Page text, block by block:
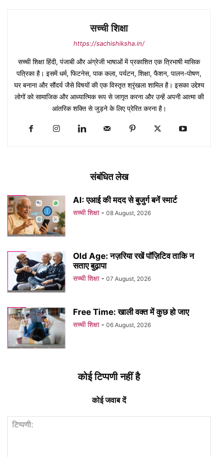
सच्ची शिक्षा
https://sachishiksha.in/
सच्ची शिक्षा हिंदी, पंजाबी और अंग्रेजी भाषाओं में प्रकाशित एक त्रिभाषी मासिक
पत्रिका है। इसमें धर्म, फिटनेस, पाक कला, पर्यटन, शिक्षा, फैशन, पालन-पोषण,
घर बनाना और सौंदर्य जैसे विषयों की एक विस्तृत श्रृंखला शामिल है। इसका उद्देश्य
लोगों को सामाजिक और आध्यात्मिक रूप से जागृत करना और उन्हें अपनी आत्मा की
आंतरिक शक्ति से जुड़ने के लिए प्रेरित करना है।
संबंधित लेख
AI: एआई की मदद से बुजुर्ग बनें स्मार्ट
सच्ची शिक्षा - 08 August, 2026
Old Age: नज़रिया रखें पॉज़िटिव ताकि न
सताए बुढ़ापा
सच्ची शिक्षा - 07 August, 2026
Free Time: खाली वक्त में कुछ हो जाए
सच्ची शिक्षा - 06 August, 2026
कोई टिप्पणी नहीं है
कोई जवाब दें